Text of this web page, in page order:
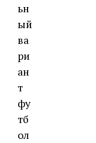
ьн
ый
ва
ри
ан
т
фу
тб
ол